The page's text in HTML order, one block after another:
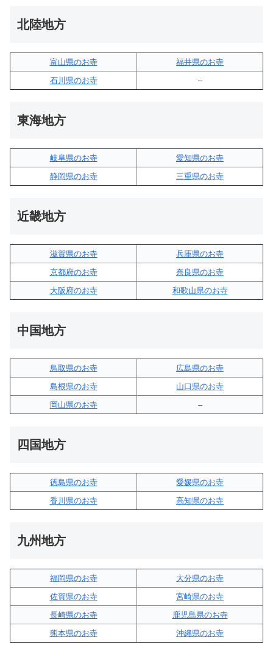
北陸地方
富山県のお寺
福井県のお寺
石川県のお寺
–
東海地方
岐阜県のお寺
愛知県のお寺
静岡県のお寺
三重県のお寺
近畿地方
滋賀県のお寺
兵庫県のお寺
京都府のお寺
奈良県のお寺
大阪府のお寺
和歌山県のお寺
中国地方
鳥取県のお寺
広島県のお寺
島根県のお寺
山口県のお寺
岡山県のお寺
–
四国地方
徳島県のお寺
愛媛県のお寺
香川県のお寺
高知県のお寺
九州地方
福岡県のお寺
大分県のお寺
佐賀県のお寺
宮崎県のお寺
長崎県のお寺
鹿児島県のお寺
熊本県のお寺
沖縄県のお寺